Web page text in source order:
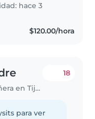
hace 3
$120.00/hora
Trabajo para niñera en Tijuana
18
para ver